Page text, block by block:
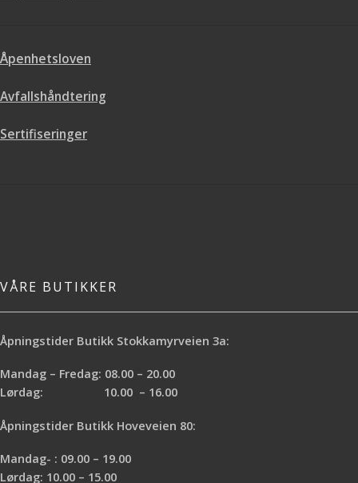
Åpenhetsloven
Avfallshåndtering
Sertifiseringer
VÅRE BUTIKKER
Åpningstider Butikk Stokkamyrveien 3a:
Mandag – Fredag: 08.00 – 20.00
Lørdag: 10.00 – 16.00
Åpningstider Butikk Hoveveien 80:
Mandag- : 09.00 – 19.00
Lørdag: 10.00 – 15.00